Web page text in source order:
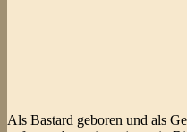
Als Bastard geboren und als